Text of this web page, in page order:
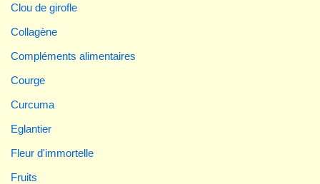
Clou de girofle
Collagène
Compléments alimentaires
Courge
Curcuma
Eglantier
Fleur d'immortelle
Fruits